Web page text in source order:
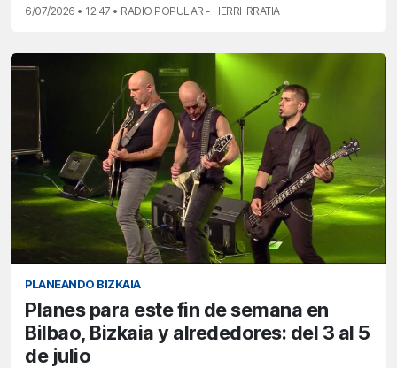
6/07/2026 • 12:47 • RADIO POPULAR - HERRI IRRATIA
PLANEANDO BIZKAIA
Planes para este fin de semana en
Bilbao, Bizkaia y alrededores: del 3 al 5
de julio